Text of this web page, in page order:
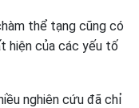
thể tạng cũng có
hiện của các yếu tố
nghiên cứu đã chỉ